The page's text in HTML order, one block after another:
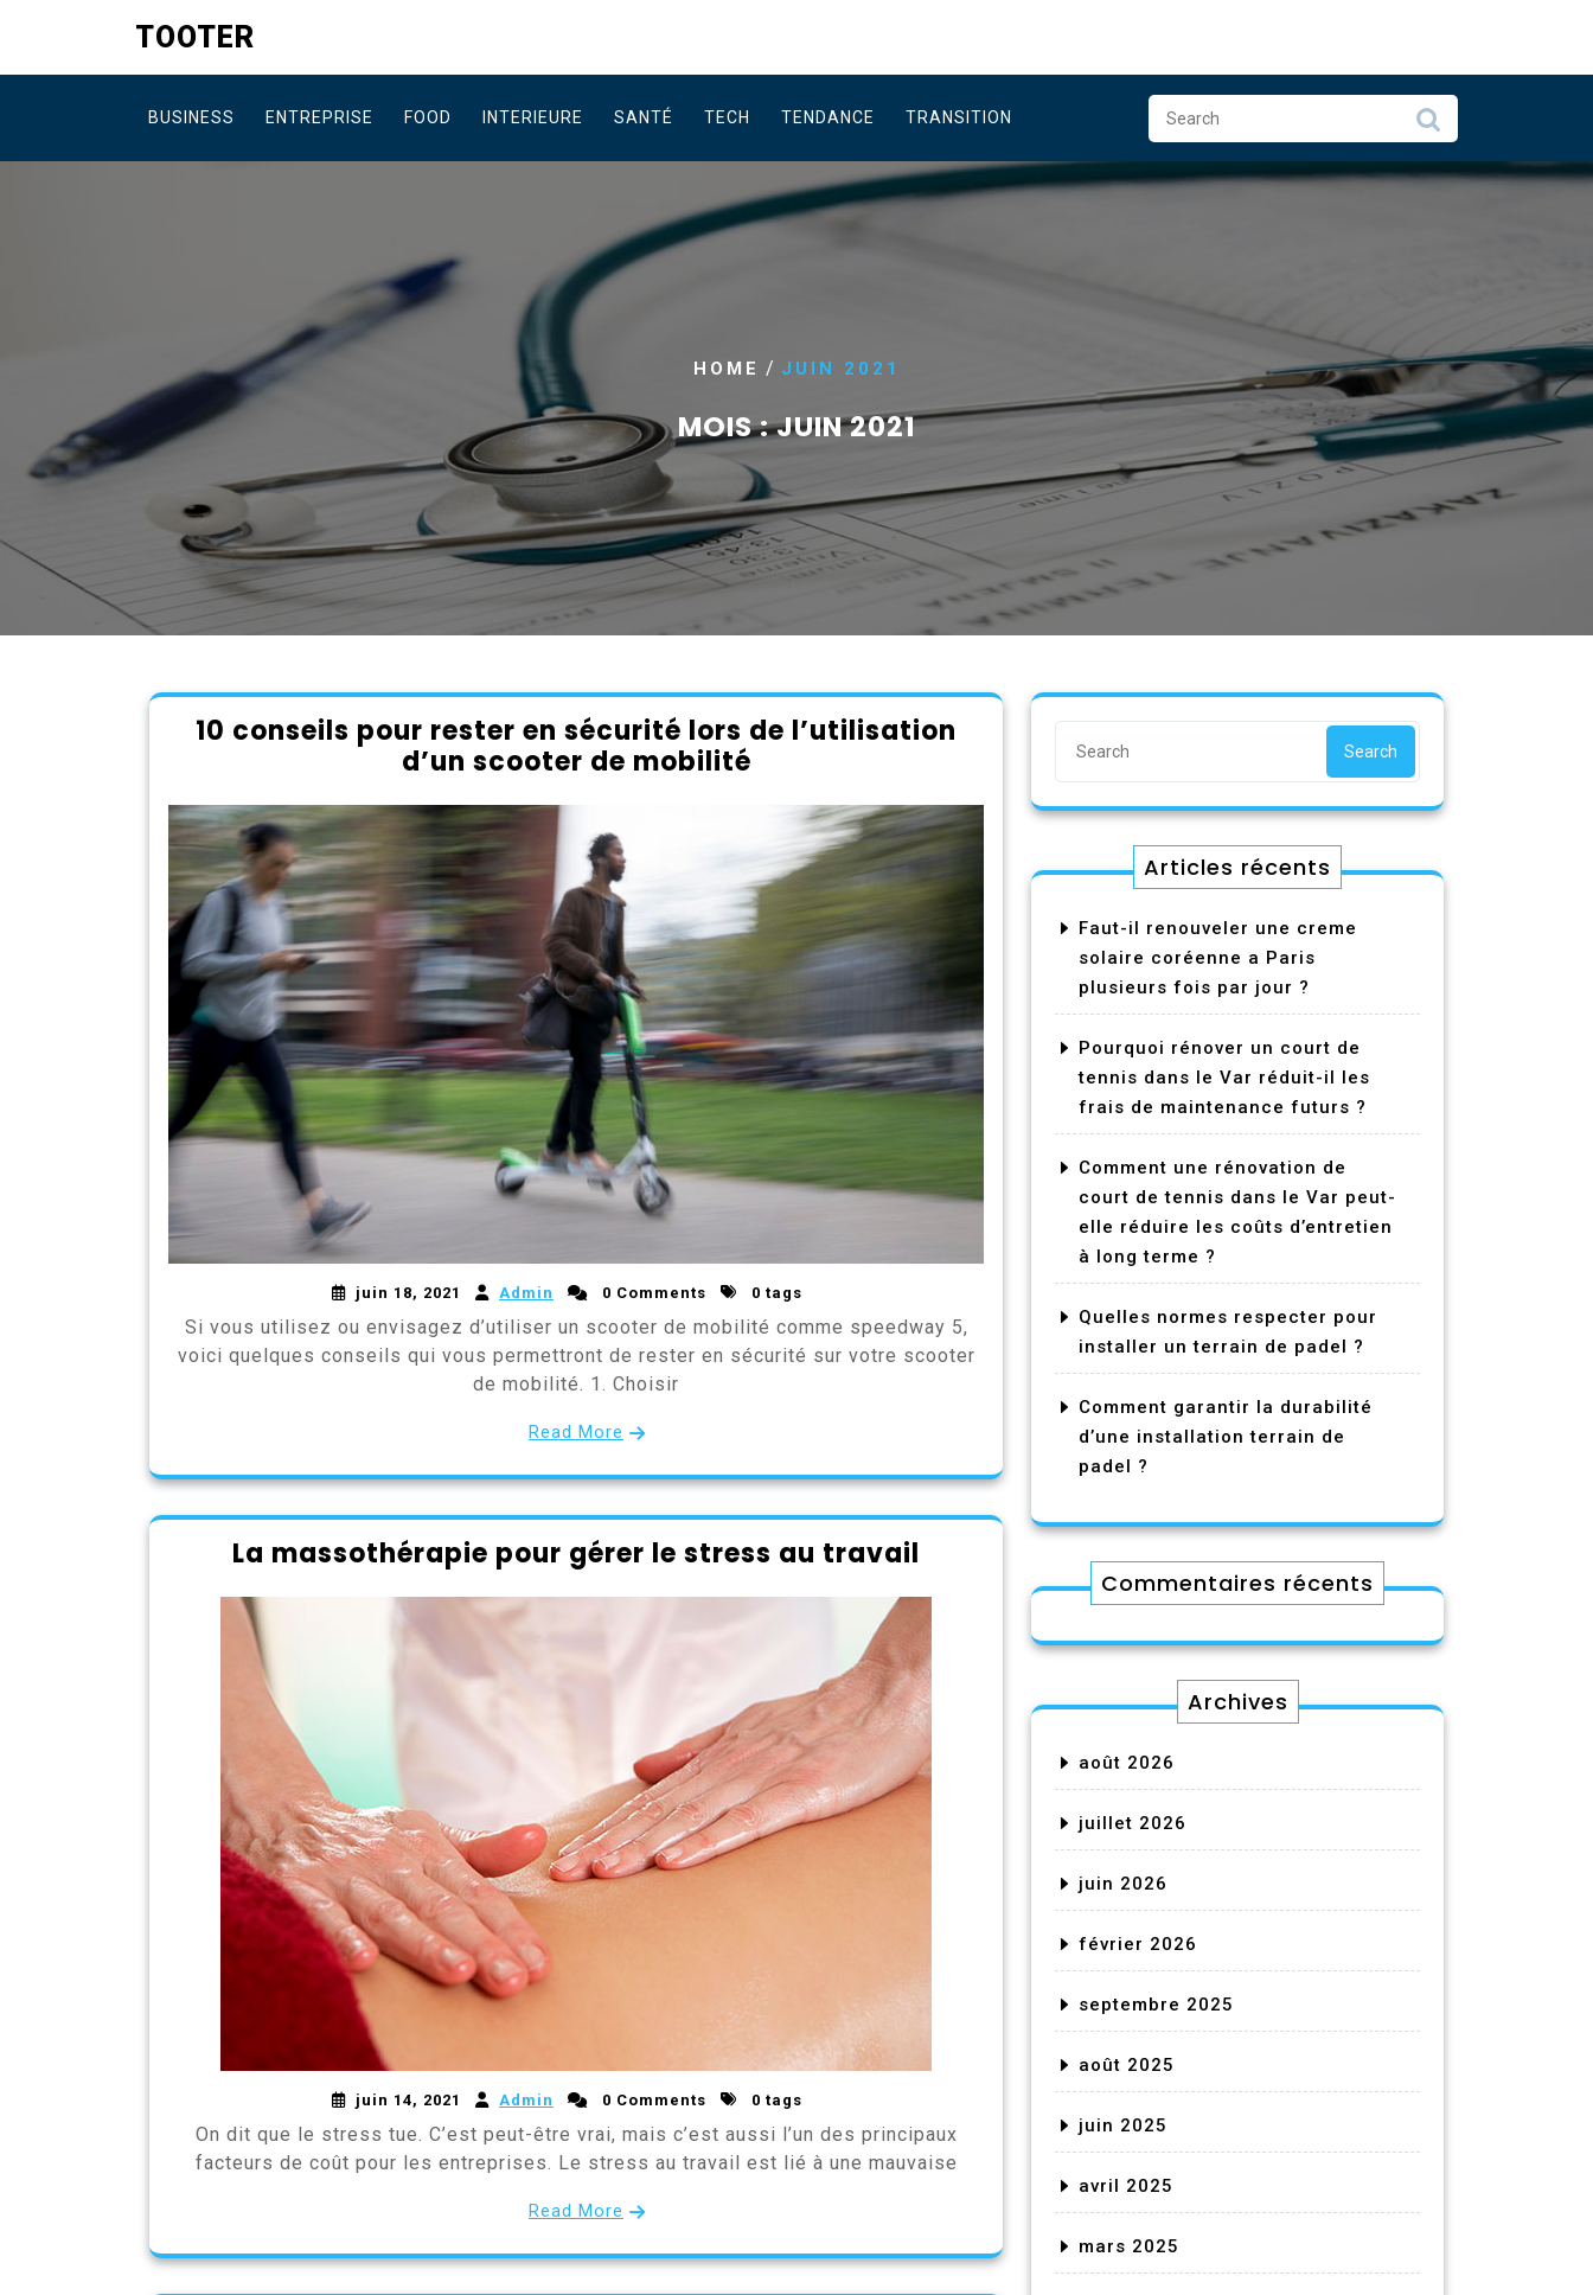
content
TOOTER
BUSINESS ENTREPRISE FOOD INTERIEURE SANTÉ TECH TENDANCE TRANSITION
HOME / JUIN 2021
MOIS :JUIN 2021
10 conseils pour rester en sécurité lors de l’utilisation
d’un scooter de mobilité
juin 18, 2021 Admin 0 Comments 0 tags
Si vous utilisez ou envisagez d’utiliser un scooter de mobilité comme speedway 5,
voici quelques conseils qui vous permettront de rester en sécurité sur votre scooter
de mobilité. 1. Choisir
Read More
La massothérapie pour gérer le stress au travail
juin 14, 2021 Admin 0 Comments 0 tags
On dit que le stress tue. C’est peut-être vrai, mais c’est aussi l’un des principaux
facteurs de coût pour les entreprises. Le stress au travail est lié à une mauvaise
Read More
Search
Articles récents
Faut-il renouveler une creme
solaire coréenne a Paris
plusieurs fois par jour ?
Pourquoi rénover un court de
tennis dans le Var réduit-il les
frais de maintenance futurs ?
Comment une rénovation de
court de tennis dans le Var peut-
elle réduire les coûts d’entretien
à long terme ?
Quelles normes respecter pour
installer un terrain de padel ?
Comment garantir la durabilité
d’une installation terrain de
padel ?
Commentaires récents
Archives
août 2026
juillet 2026
juin 2026
février 2026
septembre 2025
août 2025
juin 2025
avril 2025
mars 2025